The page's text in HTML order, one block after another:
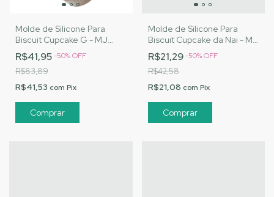
Molde de Silicone Para
Biscuit Cupcake G - MJ
Artesanatos |Cód. 2827
R$41,95-50%OFF
R$83,89
R$41,53 com Pix
Molde de Silicone Para
Biscuit Cupcake da Nai - MJ
Artesanatos |Cód. 2837
R$21,29-50%OFF
R$42,58
R$21,08 com Pix